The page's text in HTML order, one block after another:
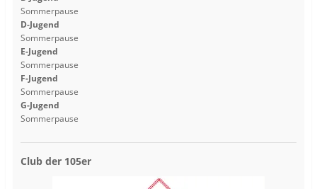
Sommerpause
D-Jugend
Sommerpause
E-Jugend
Sommerpause
F-Jugend
Sommerpause
G-Jugend
Sommerpause
Club der 105er